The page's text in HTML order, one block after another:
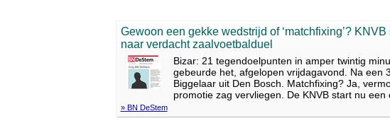
Gewoon een gekke wedstrijd of ‘matchfixing’?
naar verdacht zaalvoetbalduel
Bizar: 21 tegendoelpunten in amper twintig
gebeurde het, afgelopen vrijdagavond. Na een
Biggelaar uit Den Bosch. Matchfixing? Ja,
promotie zag vervliegen. De KNVB start nu een
» BN DeStem